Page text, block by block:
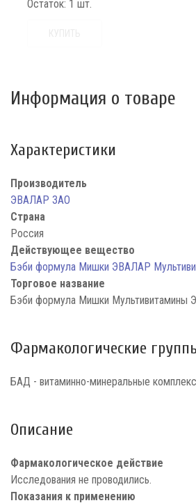
Остаток: 1 шт.
Информация о товаре
Характеристики
Производитель
ЭВАЛАР ЗАО
Страна
Россия
Действующее вещество
Бэби формула Мишки ЭВАЛАР
Торговое название
Бэби формула Мишки Мультивитамины
Фармакологические
БАД - витаминно-минеральные
Описание
Фармакологическое действие
Исследования не проводились.
Показания к применению